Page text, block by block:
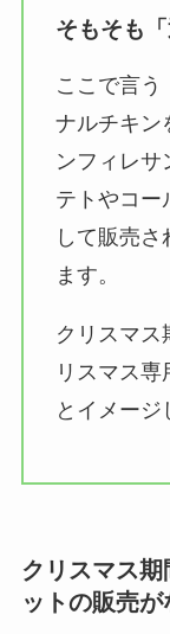
そもそも
ここで言う
ナルチキン
ンフィレサ
テトやコー
して販売
ます。
クリスマス
リスマス専
とイメージ
クリスマス
ットの販売